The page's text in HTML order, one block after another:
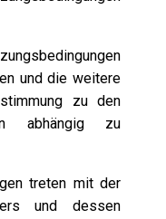
und die weitere
zu den
abhängig zu
treten mit der
und dessen